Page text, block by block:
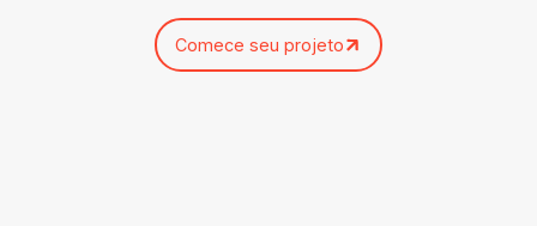
Comece seu projeto